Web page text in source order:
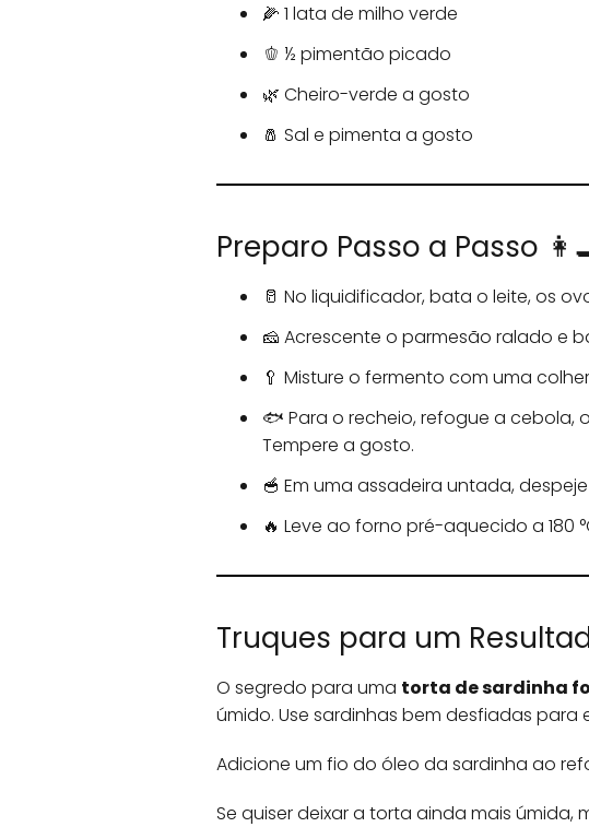
🌽 1 lata de milho verde
🫑 ½ pimentão picado
🌿 Cheiro-verde a gosto
🧂 Sal e pimenta a gosto
Preparo Passo a Passo
🥛 No liquidificador, bata o leite, os
🧀 Acrescente o parmesão ralado e
🥄 Misture o fermento com uma
🐟 Para o recheio, refogue a cebola,
Tempere a gosto.
🥣 Em uma assadeira untada,
🔥 Leve ao forno pré-aquecido a 180
Truques para um
O segredo para uma torta de sardinha
úmido. Use sardinhas bem desfiadas
Adicione um fio do óleo da sardinha ao
Se quiser deixar a torta ainda mais